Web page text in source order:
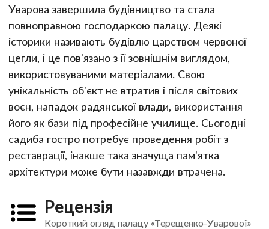
Уварова завершила будівництво та стала
повноправною господаркою палацу. Деякі
історики називають будівлю царством червоної
цегли, і це пов'язано з її зовнішнім виглядом,
використовуваними матеріалами. Свою
унікальність об'єкт не втратив і після світових
воєн, нападок радянської влади, використання
його як бази під професійне училище. Сьогодні
садиба гостро потребує проведення робіт з
реставрації, інакше така значуща пам'ятка
архітектури може бути назавжди втрачена.
Рецензія
Короткий огляд палацу «Терещенко-Уварової»